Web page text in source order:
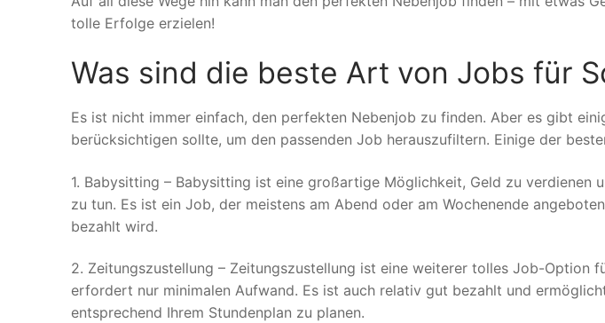
tolle Erfolge erzielen!
Was sind die beste Art von Jobs für
Es ist nicht immer einfach, den perfekten Nebenjob zu finden. Aber es gibt
berücksichtigen sollte, um den passenden Job herauszufiltern. Einige der
1. Babysitting – Babysitting ist eine großartige Möglichkeit, Geld zu verdienen
zu tun. Es ist ein Job, der meistens am Abend oder am Wochenende
bezahlt wird.
2. Zeitungszustellung – Zeitungszustellung ist eine weiterer tolles Job-Option
erfordert nur minimalen Aufwand. Es ist auch relativ gut bezahlt und
entsprechend Ihrem Stundenplan zu planen.